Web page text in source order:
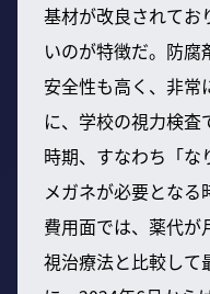
基材が改良されてお
いのが特徴だ。防
安全性も高く、非常
に、学校の視力検
時期、すなわち「な
メガネが必要となる
費用面では、薬代が
視治療法と比較して